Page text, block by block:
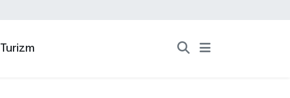
Turizm